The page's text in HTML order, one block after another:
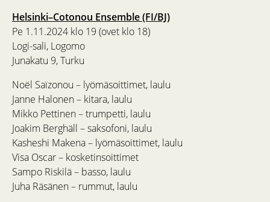
Helsinki–Cotonou Ensemble (FI/BJ)
Pe 1.11.2024 klo 19 (ovet klo 18)
Logi-sali, Logomo
Junakatu 9, Turku
Noël Saïzonou – lyömäsoittimet, laulu
Janne Halonen – kitara, laulu
Mikko Pettinen – trumpetti, laulu
Joakim Berghäll – saksofoni, laulu
Kasheshi Makena – lyömäsoittimet, laulu
Visa Oscar – kosketinsoittimet
Sampo Riskilä – basso, laulu
Juha Räsänen – rummut, laulu